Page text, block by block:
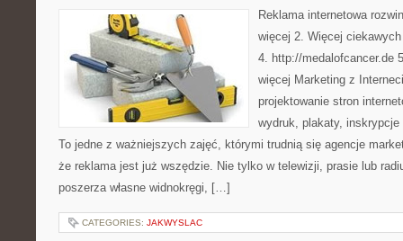
Reklama internetowa
więcej 2. Więcej
4. http://medalofcancer.de
więcej Marketing z
projektowanie stron
wydruk, plakaty,
To jedne z ważniejszych zajęć, którymi trudnią się agencje
że reklama jest już wszędzie. Nie tylko w telewizji, prasie lub
poszerza własne widnokręgi, […]
CATEGORIES: JAKWYSLAC